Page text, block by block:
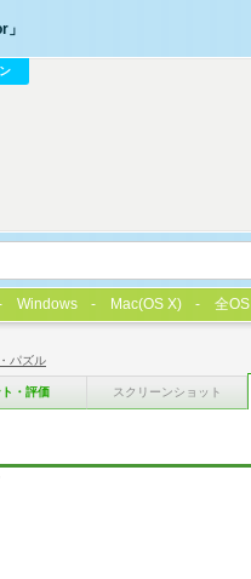
パズル
・評価 スクリーンショット
Windows Mac(OS X) 全OS